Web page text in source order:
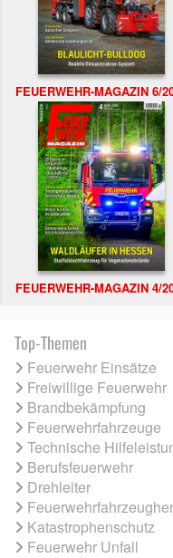
FEUERWEHR-MAGAZIN 6/
FEUERWEHR-MAGAZIN 4/
Top-Themen
Feuerwehr Einsätze
Freiwillige Feuerwehr
Brandbekämpfung
Feuerwehrfahrzeuge
Technische
Berufsfeuerwehr
Drehleiter
Katastrophenschutz
Feuerwehr Unfall